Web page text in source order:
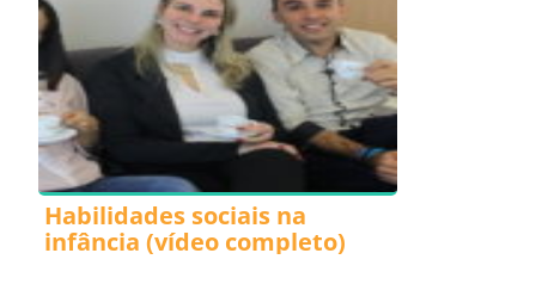
Habilidades sociais na
infância (vídeo completo)